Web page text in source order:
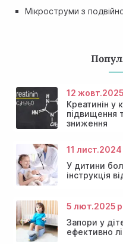
Мікроструми з
12 жовт.
Креатинін у
підвищення
зниження
11 лист.2024
У дитини
інструкція
5 лют.2025
Запори у
ефективно